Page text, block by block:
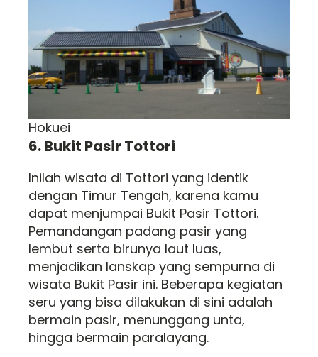
Hokuei
6. Bukit Pasir Tottori
Inilah wisata di Tottori yang identik
dengan Timur Tengah, karena kamu
dapat menjumpai Bukit Pasir Tottori.
Pemandangan padang pasir yang
lembut serta birunya laut luas,
menjadikan lanskap yang sempurna di
wisata Bukit Pasir ini. Beberapa kegiatan
seru yang bisa dilakukan di sini adalah
bermain pasir, menunggang unta,
hingga bermain paralayang.